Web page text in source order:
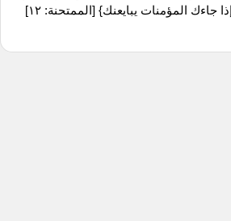
إلا بالآية التي قال الله {إذا جاءك المؤمنات يبايعنك} [الممتحنة: ١٢]